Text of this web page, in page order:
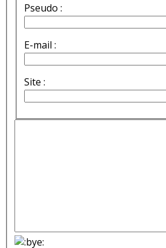
Pseudo :
E-mail :
Site :